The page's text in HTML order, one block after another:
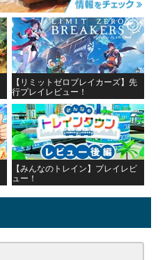
【リミットゼロブレイカーズ】先
行プレイレビュー！
【みんなのトレイン】プレイレビ
ュー！